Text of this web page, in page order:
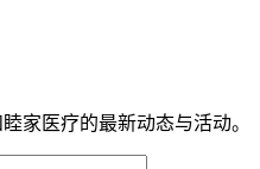
家医疗的最新动态与活动。